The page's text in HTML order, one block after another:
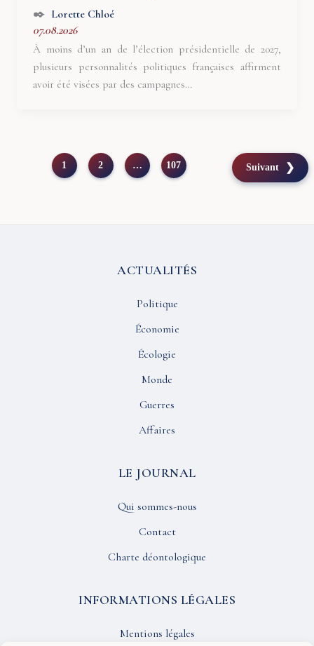
Lorette Chloé
07.08.2026
À moins d’un an de l’élection présidentielle de 2027,
plusieurs personnalités politiques françaises affirment
avoir été visées par des campagnes…
1 2 … 107 Suivant
ACTUALITÉS
Politique
Économie
Écologie
Monde
Guerres
Affaires
LE JOURNAL
Qui sommes-nous
Contact
Charte déontologique
INFORMATIONS LÉGALES
Mentions légales